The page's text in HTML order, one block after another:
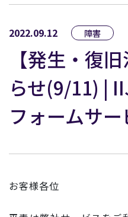
2022.09.12 障害
【発生・復
らせ(9/11) |
フォームサー
お客様各位